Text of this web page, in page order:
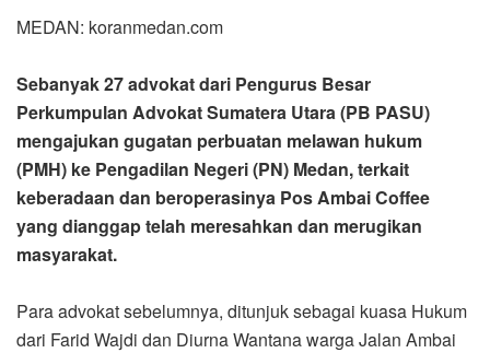
MEDAN: koranmedan.com
Sebanyak 27 advokat dari Pengurus Besar
Perkumpulan Advokat Sumatera Utara (PB PASU)
mengajukan gugatan perbuatan melawan hukum
(PMH) ke Pengadilan Negeri (PN) Medan, terkait
keberadaan dan beroperasinya Pos Ambai Coffee
yang dianggap telah meresahkan dan merugikan
masyarakat.
Para advokat sebelumnya, ditunjuk sebagai kuasa Hukum
dari Farid Wajdi dan Diurna Wantana warga Jalan Ambai